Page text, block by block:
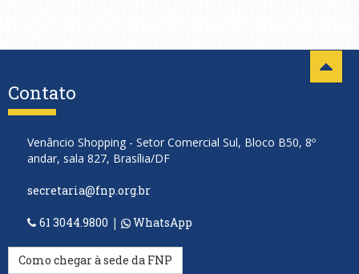
Contato
Venâncio Shopping - Setor Comercial Sul, Bloco B50, 8º
andar, sala 827, Brasília/DF
secretaria@fnp.org.br
61 3044.9800 | WhatsApp
Como chegar à sede da FNP